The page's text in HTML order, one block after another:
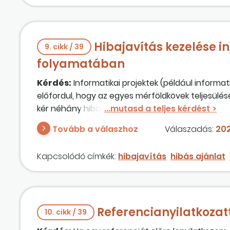
összegét megfizette? [A 44/2015. MvM
feltüntetni, a CoRe rendszerben azonban a
9. cikk / 39
Hibajavítás kezelése
folyamatában
Kérdés: Informatikai projektek (például
előfordul, hogy az egyes mérföldkövek
kér néhány hibajavítást, amivel a mérföldkő (így
időeltolódások hogyan kezelhetők jogszerűen?
keretmegállapodást követő verseny-
minden ilyen esetben szerződésmódosítást kell
Tovább a válaszhoz Válaszadás:
Kapcsolódó címkék: hibajavítás hibás ajánlat
10. cikk / 39